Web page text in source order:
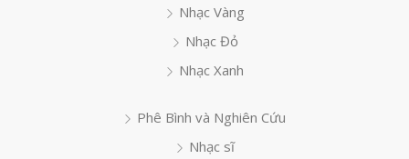
Nhạc Vàng
Nhạc Đỏ
Nhạc Xanh
Phê Bình và Nghiên Cứu
Nhạc sĩ